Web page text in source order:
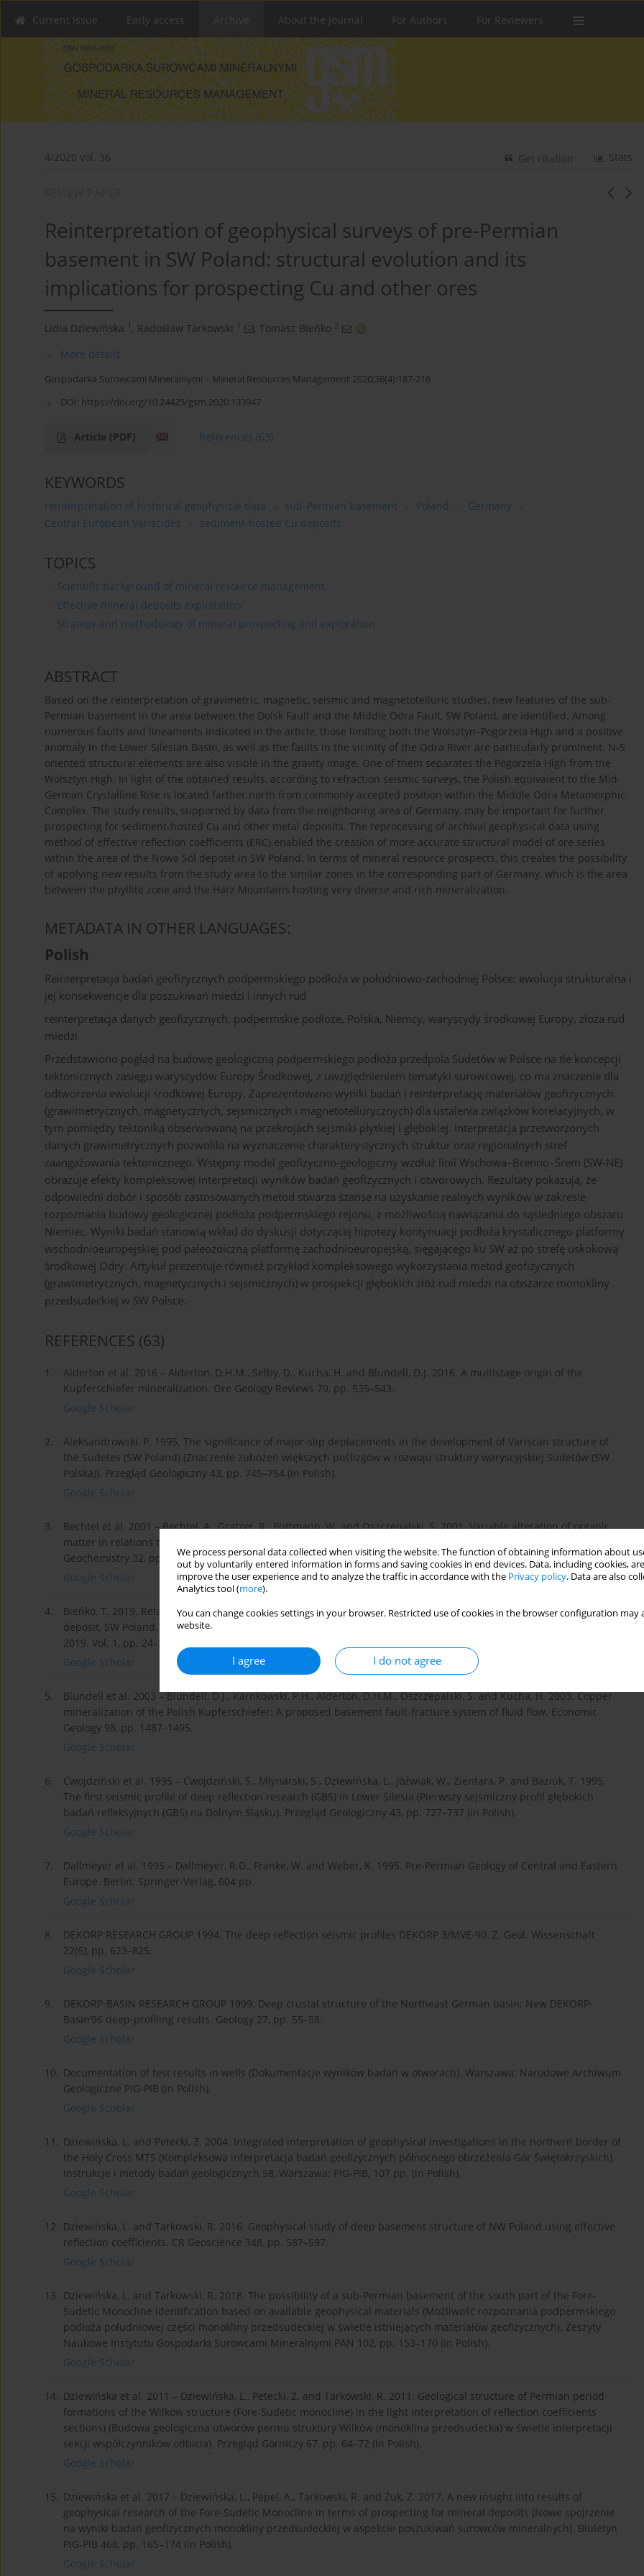
We process personal data collected when visiting the website. The function of obtaining information about
out by voluntarily entered information in forms and saving cookies in end devices. Data, including cookies,
improve the user experience and to analyze the traffic in accordance with the Privacy policy. Data are also
Analytics tool (more).
You can change cookies settings in your browser. Restricted use of cookies in the browser configuration
website.
I agree I do not agree
Current issue Early access About the Journal For Authors For Reviewers
4/2020 vol. 36 Stats
Get citation
Reinterpretation of geophysical surveys of pre-Permian
basement in SW Poland: structural evolution and its
implications for prospecting Cu and other ores
Lidia Dziewińska 1 , Radosław Tarkowski 1 , Tomasz Bieńko 2
More details
Gospodarka Surowcami Mineralnymi – Mineral Resources Management 2020;36(4):187-216
DOI: https://doi.org/10.24425/gsm.2020.133947
Article (PDF) References (63)
KEYWORDS
reinterpretation of historical geophysical data sub-Permian basement Poland
Germany
Central European Variscides
sediment-hosted Cu deposits
TOPICS
Scientific background of mineral resource management
Effective mineral deposits exploitation
Strategy and methodology of mineral prospecting and exploration
ABSTRACT
Based on the reinterpretation of gravimetric, magnetic, seismic and magnetotelluric studies, new features of the sub-
Permian basement in the area between the Dolsk Fault and the Middle Odra Fault, SW Poland, are identified. Among
numerous faults and lineaments indicated in the article, those limiting both the Wolsztyn–Pogorzela High and a positive
anomaly in the Lower Silesian Basin, as well as the faults in the vicinity of the Odra River are particularly prominent. N-S
oriented structural elements are also visible in the gravity image. One of them separates the Pogorzela High from the
Wolsztyn High. In light of the obtained results, according to refraction seismic surveys, the Polish equivalent to the Mid-
German Crystalline Rise is located farther north from commonly accepted position within the Middle Odra Metamorphic
Complex. The study results, supported by data from the neighboring area of Germany, may be important for further
prospecting for sediment-hosted Cu and other metal deposits. The reprocessing of archival geophysical data using
method of effective reflection coefficients (ERC) enabled the creation of more accurate structural model of ore series
within the area of the Nowa Sól deposit in SW Poland. In terms of mineral resource prospects, this creates the possibility
of applying new results from the study area to the similar zones in the corresponding part of Germany, which is the area
between the phyllite zone and the Harz Mountains hosting very diverse and rich mineralization.
METADATA IN OTHER LANGUAGES:
Polish
Reinterpretacja badań geofizycznych podpermskiego podłoża w południowo-zachodniej Polsce: ewolucja strukturalna i
jej konsekwencje dla poszukiwań miedzi i innych rud
reinterpretacja danych geofizycznych, podpermskie podłoże, Polska, Niemcy, waryscydy środkowej Europy, złoża rud
miedzi
Przedstawiono pogląd na budowę geologiczną podpermskiego podłoża przedpola Sudetów w Polsce na tle koncepcji
tektonicznych zasięgu waryscydów Europy Środkowej, z uwzględnieniem tematyki surowcowej, co ma znaczenie dla
odtworzenia ewolucji środkowej Europy. Zaprezentowano wyniki badań i reinterpretację materiałów geofizycznych
(grawimetrycznych, magnetycznych, sejsmicznych i magnetotellurycznych) dla ustalenia związków korelacyjnych, w
tym pomiędzy tektoniką obserwowaną na przekrojach sejsmiki płytkiej i głębokiej. Interpretacja przetworzonych
danych grawimetrycznych pozwoliła na wyznaczenie charakterystycznych struktur oraz regionalnych stref
zaangażowania tektonicznego. Wstępny model geofizyczno-geologiczny wzdłuż linii Wschowa–Brenno–Śrem (SW-NE)
obrazuje efekty kompleksowej interpretacji wyników badań geofizycznych i otworowych. Rezultaty pokazują, że
odpowiedni dobór i sposób zastosowanych metod stwarza szanse na uzyskanie realnych wyników w zakresie
rozpoznania budowy geologicznej podłoża podpermskiego rejonu, z możliwością nawiązania do sąsiedniego obszaru
Niemiec. Wyniki badań stanowią wkład do dyskusji dotyczącej hipotezy kontynuacji podłoża krystalicznego platformy
wschodnioeuropejskiej pod paleozoiczną platformę zachodnioeuropejską, sięgającego ku SW aż po strefę uskokową
środkowej Odry. Artykuł prezentuje również przykład kompleksowego wykorzystania metod geofizycznych
(grawimetrycznych, magnetycznych i sejsmicznych) w prospekcji głębokich złóż rud miedzi na obszarze monokliny
przedsudeckiej w SW Polsce.
REFERENCES (63)
1.
Alderton et al. 2016 – Alderton, D.H.M., Selby, D., Kucha, H. and Blundell, D.J. 2016. A multistage origin of the
Kupferschiefer mineralization. Ore Geology Reviews 79, pp. 535–543.
Google Scholar
2.
Aleksandrowski, P. 1995. The significance of major-slip deplacements in the development of Variscan structure of
the Sudetes (SW Poland) (Znaczenie zubożeń większych poślizgów w rozwoju struktury waryscyjskiej Sudetów (SW
Polska)). Przegląd Geologiczny 43, pp. 745–754 (in Polish).
Google Scholar
3.
Bechtel et al. 2001 – Bechtel, A., Gratzer, R., Püttmann, W. and Oszczepalski, S. 2001. Variable alteration of organic
matter in relations to metal zoning at the Rote Fäule front (Lubin–Sieroszowice mining district, SW Poland). Organic
Geochemistry 32, pp. 377–395.
Google Scholar
4.
Bieńko, T. 2019. Relations between matrix type and style of mineralization in sandstone ore, Nowa Sól Cu-Ag
deposit, SW Poland. 15th Biennal SGA Meeting Life with Ore Deposits on Earth, Glasgow, Scotland, 27–30 August
2019. Vol. 1, pp. 24–28.
Google Scholar
5.
Blundell et al. 2003 – Blundell, D.J., Karnkowski, P.H., Alderton, D.H.M., Oszczepalski, S. and Kucha, H. 2003. Copper
mineralization of the Polish Kupferschiefer: A proposed basement fault-fracture system of fluid flow. Economic
Geology 98, pp. 1487–1495.
Google Scholar
6.
Cwojdziński et al. 1995 – Cwojdziński, S., Młynarski, S., Dziewińska, L., Jóźwiak, W., Zientara, P. and Baziuk, T. 1995.
The first seismic profile of deep reflection research (GBS) in Lower Silesia (Pierwszy sejsmiczny profil głębokich
badań refleksyjnych (GBS) na Dolnym Śląsku). Przegląd Geologiczny 43, pp. 727–737 (in Polish).
Google Scholar
7.
Dallmeyer et al. 1995 – Dallmeyer, R.D., Franke, W. and Weber, K. 1995. Pre-Permian Geology of Central and Eastern
Europe. Berlin: Springer-Verlag, 604 pp.
Google Scholar
8.
DEKORP RESEARCH GROUP 1994. The deep reflection seismic profiles DEKORP 3/MVE-90. Z. Geol. Wissenschaft
22(6), pp. 623–825.
Google Scholar
9.
DEKORP-BASIN RESEARCH GROUP 1999. Deep crustal structure of the Northeast German basin: New DEKORP-
Basin’96 deep-profiling results. Geology 27, pp. 55–58.
Google Scholar
10. Documentation of test results in wells (Dokumentacje wyników badań w otworach). Warszawa: Narodowe Archiwum
Geologiczne PIG-PIB (in Polish).
Google Scholar
11. Dziewińska, L. and Petecki, Z. 2004. Integrated interpretation of geophysical investigations in the northern border of
the Holy Cross MTS (Kompleksowa interpretacja badań geofizycznych północnego obrzeżenia Gór Świętokrzyskich).
Instrukcje i metody badań geologicznych 58, Warszawa: PIG-PIB, 107 pp. (in Polish).
Google Scholar
12. Dziewińska, L. and Tarkowski, R. 2016. Geophysical study of deep basement structure of NW Poland using effective
reflection coefficients. CR Geoscience 348, pp. 587–597.
Google Scholar
13. Dziewińska, L. and Tarkowski, R. 2018. The possibility of a sub-Permian basement of the south part of the Fore-
Sudetic Monocline identification based on available geophysical materials (Możliwość rozpoznania podpermskiego
podłoża południowej części monokliny przedsudeckiej w świetle istniejących materiałów geofizycznych). Zeszyty
Naukowe Instytutu Gospodarki Surowcami Mineralnymi PAN 102, pp. 153–170 (in Polish).
Google Scholar
14. Dziewińska et al. 2011 – Dziewińska, L., Petecki, Z. and Tarkowski, R. 2011. Geological structure of Permian period
formations of the Wilków structure (Fore-Sudetic monocline) in the light interpretation of reflection coefficients
sections) (Budowa geologiczna utworów permu struktury Wilków (monoklina przedsudecka) w świetle interpretacji
sekcji współczynników odbicia). Przegląd Górniczy 67, pp. 64–72 (in Polish).
Google Scholar
15. Dziewińska et al. 2017 – Dziewińska, L., Pepel, A., Tarkowski, R. and Żuk, Z. 2017. A new insight into results of
geophysical research of the Fore-Sudetic Monocline in terms of prospecting for mineral deposits (Nowe spojrzenie
na wyniki badań geofizycznych monokliny przedsudeckiej w aspekcie poszukiwań surowców mineralnych). Biuletyn
PIG-PIB 468, pp. 165–174 (in Polish).
Google Scholar